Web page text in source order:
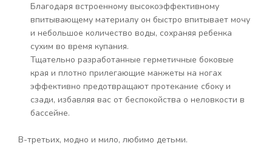
Благодаря встроенному высокоэффективному
впитывающему материалу он быстро впитывает мочу
и небольшое количество воды, сохраняя ребенка
сухим во время купания.
Тщательно разработанные герметичные боковые
края и плотно прилегающие манжеты на ногах
эффективно предотвращают протекание сбоку и
сзади, избавляя вас от беспокойства о неловкости в
бассейне.
В-третьих, модно и мило, любимо детьми.